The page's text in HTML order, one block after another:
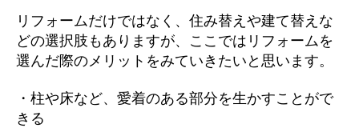
リフォームだけではなく、住み替えや建て替えな
どの選択肢もありますが、ここではリフォームを
選んだ際のメリットをみていきたいと思います。
・柱や床など、愛着のある部分を生かすことがで
きる